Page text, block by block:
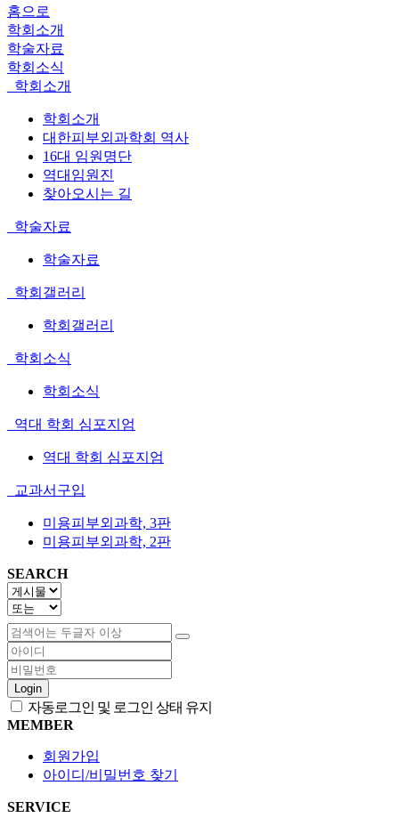
홈으로
학회소개
학술자료
학회소식
학회소개
학회소개
대한피부외과학회 역사
16대 임원명단
역대임원진
찾아오시는 길
학술자료
학술자료
학회갤러리
학회갤러리
학회소식
학회소식
역대 학회 심포지엄
역대 학회 심포지엄
교과서구입
미용피부외과학, 3판
미용피부외과학, 2판
SEARCH
Login
자동로그인 및 로그인 상태 유지
MEMBER
회원가입
아이디/비밀번호 찾기
SERVICE